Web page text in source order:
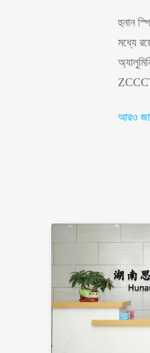
হুনান
মধ্যে
রয়েছে
আরও